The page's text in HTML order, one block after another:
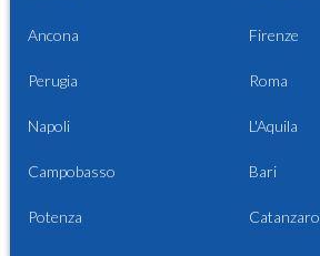
Ancona Firenze
Perugia Roma
Napoli L'Aquila
Campobasso Bari
Potenza Catanzaro